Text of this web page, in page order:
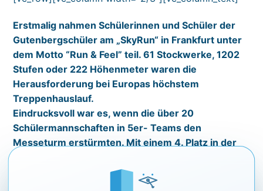
Erstmalig nahmen Schülerinnen und Schüler der
Gutenbergschüler am „SkyRun“ in Frankfurt unter
dem Motto “Run & Feel” teil. 61 Stockwerke, 1202
Stufen oder 222 Höhenmeter waren die
Herausforderung bei Europas höchstem
Treppenhauslauf.
Eindrucksvoll war es, wenn die über 20
Schülermannschaften in 5er- Teams den
Messeturm erstürmten. Mit einem 4. Platz in der
hervorragendes Ergebnis. Klassenlehrer Hans
Kraus und Sportlehrer Hannes Marb begleiteten